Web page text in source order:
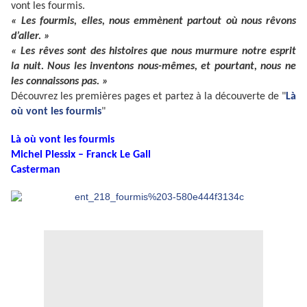
vont les fourmis.
« Les fourmis, elles, nous emmènent partout où nous rêvons
d’aller. »
« Les rêves sont des histoires que nous murmure notre esprit
la nuit. Nous les inventons nous-mêmes, et pourtant, nous ne
les connaissons pas. »
Découvrez les premières pages et partez à la découverte de "Là
où vont les fourmis"
Là où vont les fourmis
Michel Plessix – Franck Le Gall
Casterman